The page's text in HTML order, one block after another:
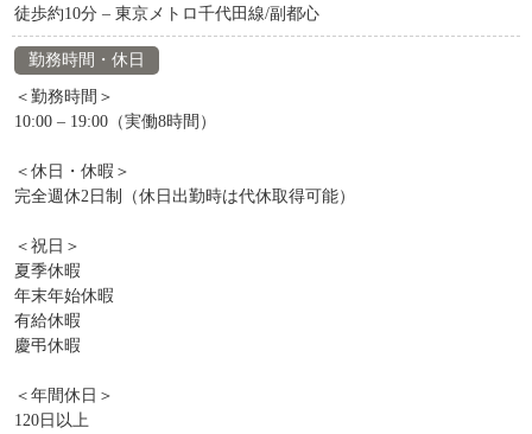
徒歩約10分 – 東京メトロ千代田線/副都心
勤務時間・休日
＜勤務時間＞
10:00 – 19:00（実働8時間）
＜休日・休暇＞
完全週休2日制（休日出勤時は代休取得可能）
＜祝日＞
夏季休暇
年末年始休暇
有給休暇
慶弔休暇
＜年間休日＞
120日以上